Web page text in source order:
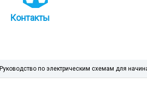
Контакты
Руководство по электрическим схемам для